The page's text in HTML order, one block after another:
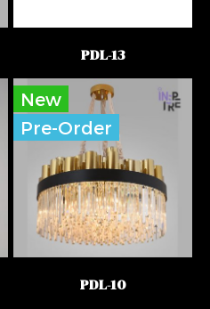
PDL-13
New
Pre-Order
PDL-10